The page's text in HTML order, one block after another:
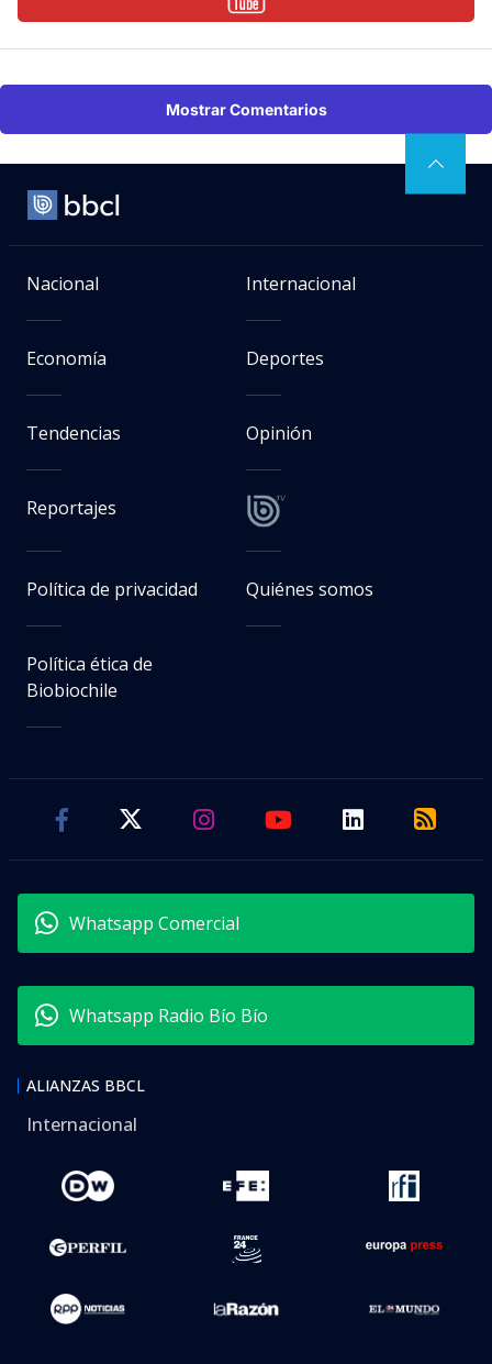
Mostrar Comentarios
Nacional Internacional
Economía Deportes
Tendencias Opinión
Reportajes
Política de privacidad Quiénes somos
Política ética de
Biobiochile
Whatsapp Comercial
Whatsapp Radio Bío Bío
ALIANZAS BBCL
Internacional